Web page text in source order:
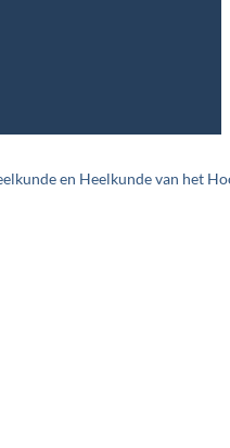
en Heelkunde van het